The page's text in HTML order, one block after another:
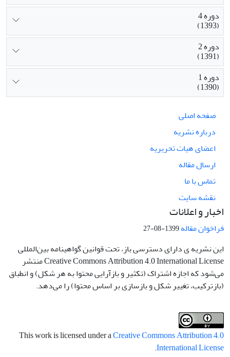
دوره 4
(1393)
دوره 2
(1391)
دوره 1
(1390)
صفحه اصلی
درباره نشریه
اعضای هیات تحریریه
ارسال مقاله
تماس با ما
نقشه سایت
اخبار و اعلانات
فراخوان مقاله1399-08-27
این نشریه ی دارای دسترسی باز، تحت قوانین گواهینامه بین‌المللی
Creative Commons Attribution 4.0 International License منتشر
می‌شود که اجازه اشتراک (تکثیر و بازآرایی محتوا به هر شکل) و انطباق
(بازترکیب، تغییر شکل و بازسازی بر اساس محتوا) را می‌دهد.
This work is licensed under aCreative Commons Attribution 4.0
International License
.